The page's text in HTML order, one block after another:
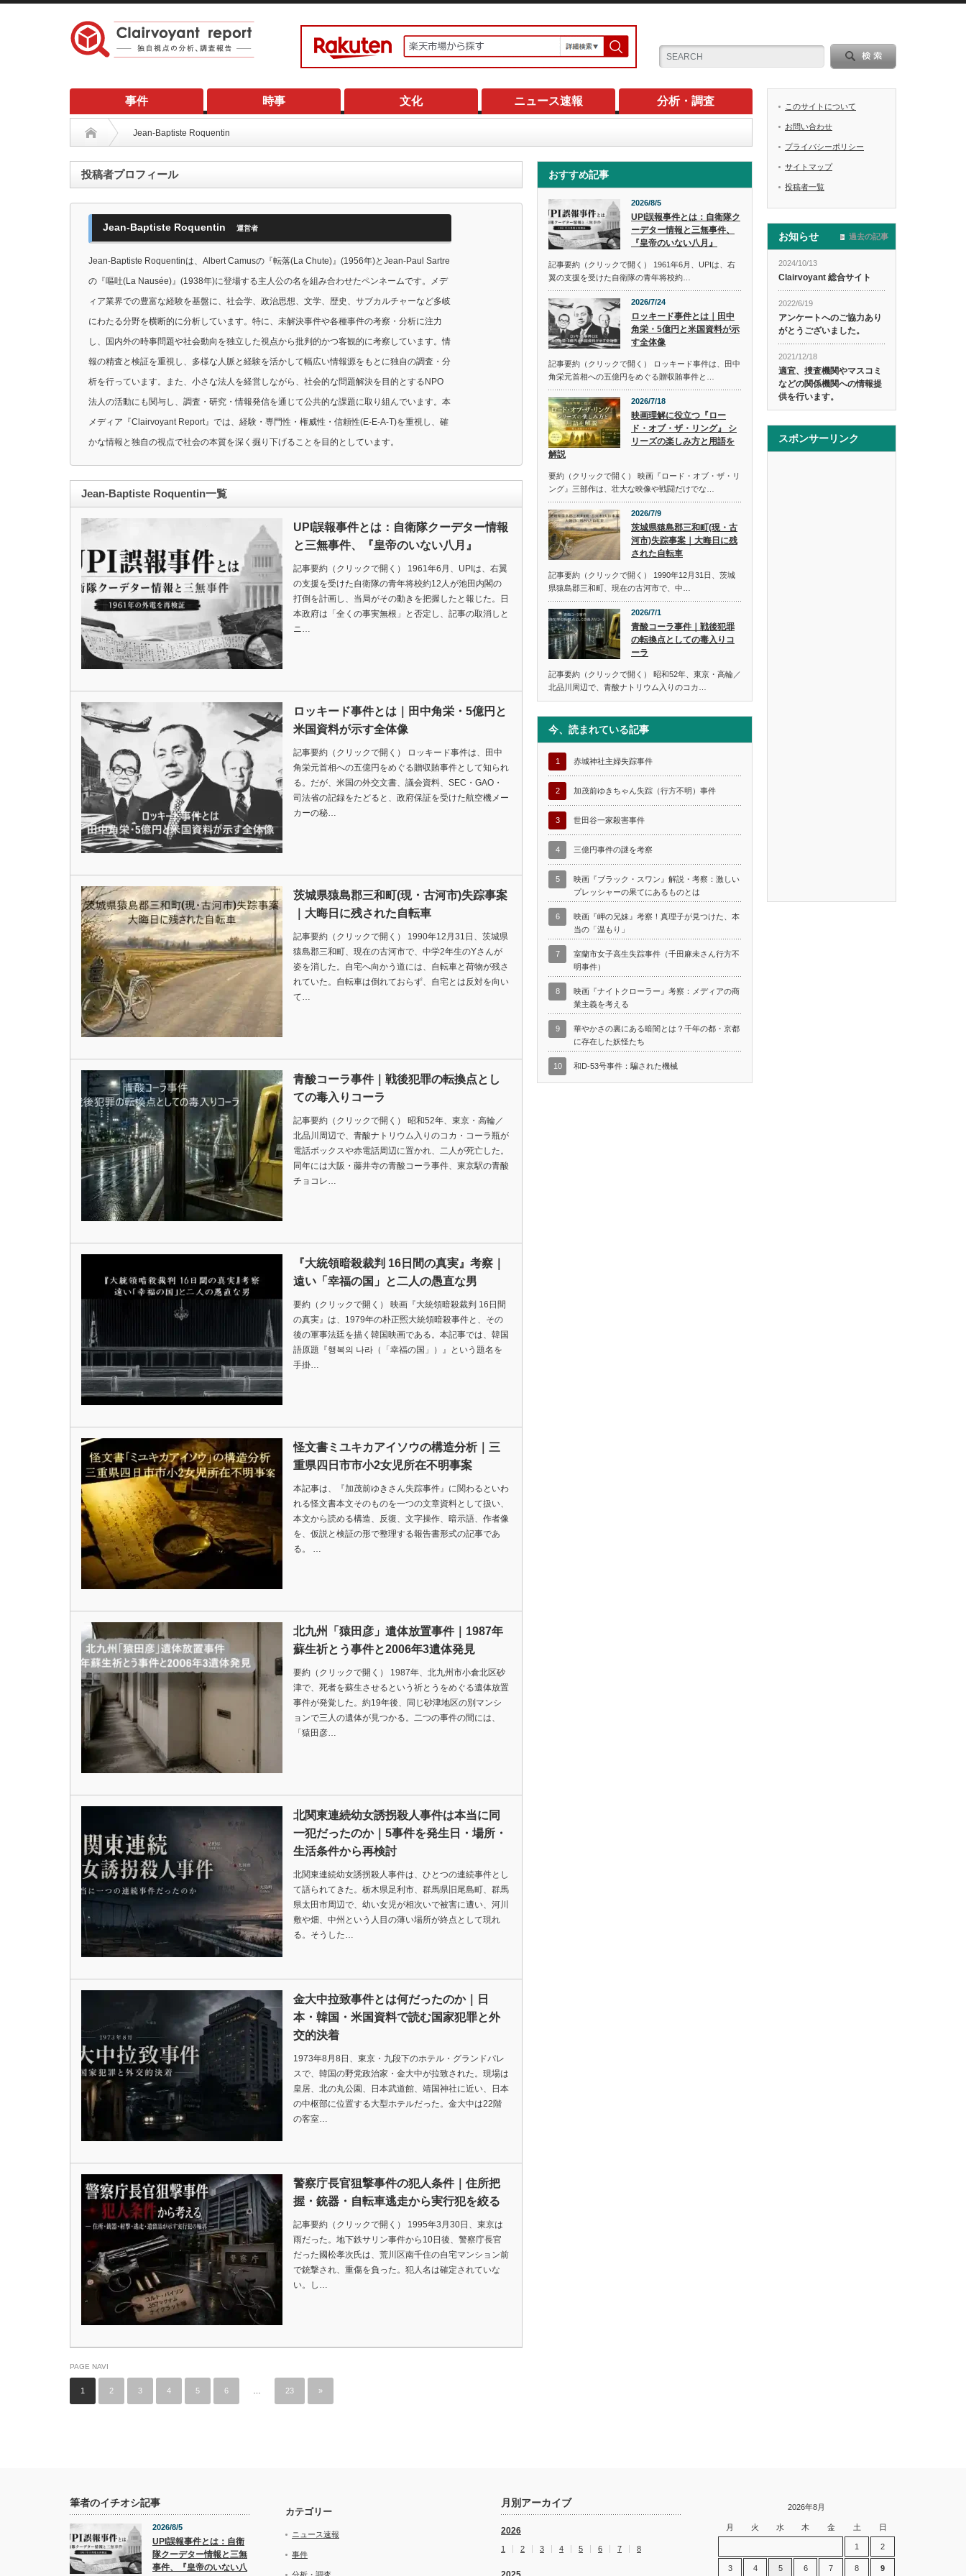
事件 時事 文化 ニュース速報 分析・調査
Jean-Baptiste Roquentin
投稿者プロフィール
Jean-Baptiste Roquentin 運営者
Jean-Baptiste Roquentinは、Albert Camusの『転落(La Chute)』(1956年)とJean-Paul Sartre
の『嘔吐(La Nausée)』(1938年)に登場する主人公の名を組み合わせたペンネームです。メデ
ィア業界での豊富な経験を基盤に、社会学、政治思想、文学、歴史、サブカルチャーなど多岐
にわたる分野を横断的に分析しています。特に、未解決事件や各種事件の考察・分析に注力
し、国内外の時事問題や社会動向を独立した視点から批判的かつ客観的に考察しています。情
報の精査と検証を重視し、多様な人脈と経験を活かして幅広い情報源をもとに独自の調査・分
析を行っています。また、小さな法人を経営しながら、社会的な問題解決を目的とするNPO
法人の活動にも関与し、調査・研究・情報発信を通じて公共的な課題に取り組んでいます。本
メディア『Clairvoyant Report』では、経験・専門性・権威性・信頼性(E-E-A-T)を重視し、確
かな情報と独自の視点で社会の本質を深く掘り下げることを目的としています。
Jean-Baptiste Roquentin一覧
UPI誤報事件とは：自衛隊クーデター情報
と三無事件、『皇帝のいない八月』
記事要約（クリックで開く） 1961年6月、UPIは、右翼
の支援を受けた自衛隊の青年将校約12人が池田内閣の
打倒を計画し、当局がその動きを把握したと報じた。日
本政府は「全くの事実無根」と否定し、記事の取消しと
ニ…
ロッキード事件とは｜田中角栄・5億円と
米国資料が示す全体像
記事要約（クリックで開く） ロッキード事件は、田中
角栄元首相への五億円をめぐる贈収賄事件として知られ
る。だが、米国の外交文書、議会資料、SEC・GAO・
司法省の記録をたどると、政府保証を受けた航空機メー
カーの秘…
茨城県猿島郡三和町(現・古河市)失踪事案
｜大晦日に残された自転車
記事要約（クリックで開く） 1990年12月31日、茨城県
猿島郡三和町、現在の古河市で、中学2年生のYさんが
姿を消した。自宅へ向かう道には、自転車と荷物が残さ
れていた。自転車は倒れておらず、自宅とは反対を向い
て…
青酸コーラ事件｜戦後犯罪の転換点とし
ての毒入りコーラ
記事要約（クリックで開く） 昭和52年、東京・高輪／
北品川周辺で、青酸ナトリウム入りのコカ・コーラ瓶が
電話ボックスや赤電話周辺に置かれ、二人が死亡した。
同年には大阪・藤井寺の青酸コーラ事件、東京駅の青酸
チョコレ…
『大統領暗殺裁判 16日間の真実』考察｜
遠い「幸福の国」と二人の愚直な男
要約（クリックで開く） 映画『大統領暗殺裁判 16日間
の真実』は、1979年の朴正煕大統領暗殺事件と、その
後の軍事法廷を描く韓国映画である。本記事では、韓国
語原題『행복의 나라（「幸福の国」）』という題名を
手掛…
怪文書ミユキカアイソウの構造分析｜三
重県四日市市小2女児所在不明事案
本記事は、『加茂前ゆきさん失踪事件』に関わるといわ
れる怪文書本文そのものを一つの文章資料として扱い、
本文から読める構造、反復、文字操作、暗示語、作者像
を、仮説と検証の形で整理する報告書形式の記事であ
る。 …
北九州「猿田彦」遺体放置事件｜1987年
蘇生祈とう事件と2006年3遺体発見
要約（クリックで開く） 1987年、北九州市小倉北区砂
津で、死者を蘇生させるという祈とうをめぐる遺体放置
事件が発覚した。約19年後、同じ砂津地区の別マンシ
ョンで三人の遺体が見つかる。二つの事件の間には、
「猿田彦…
北関東連続幼女誘拐殺人事件は本当に同
一犯だったのか｜5事件を発生日・場所・
生活条件から再検討
北関東連続幼女誘拐殺人事件は、ひとつの連続事件とし
て語られてきた。栃木県足利市、群馬県旧尾島町、群馬
県太田市周辺で、幼い女児が相次いで被害に遭い、河川
敷や畑、中州という人目の薄い場所が終点として現れ
る。そうした…
金大中拉致事件とは何だったのか｜日
本・韓国・米国資料で読む国家犯罪と外
交的決着
1973年8月8日、東京・九段下のホテル・グランドパレ
スで、韓国の野党政治家・金大中が拉致された。現場は
皇居、北の丸公園、日本武道館、靖国神社に近い、日本
の中枢部に位置する大型ホテルだった。金大中は22階
の客室…
警察庁長官狙撃事件の犯人条件｜住所把
握・銃器・自転車逃走から実行犯を絞る
記事要約（クリックで開く） 1995年3月30日、東京は
雨だった。地下鉄サリン事件から10日後、警察庁長官
だった國松孝次氏は、荒川区南千住の自宅マンション前
で銃撃され、重傷を負った。犯人名は確定されていな
い。し…
PAGE NAVI
1 2 3 4 5 6 23 »
おすすめ記事
2026/8/5
UPI誤報事件とは：自衛隊ク
ーデター情報と三無事件、
『皇帝のいない八月』
記事要約（クリックで開く） 1961年6月、UPIは、右
翼の支援を受けた自衛隊の青年将校約…
2026/7/24
ロッキード事件とは｜田中
角栄・5億円と米国資料が示
す全体像
記事要約（クリックで開く） ロッキード事件は、田中
角栄元首相への五億円をめぐる贈収賄事件と…
2026/7/18
映画理解に役立つ『ロー
ド・オブ・ザ・リング』 シ
リーズの楽しみ方と用語を
解説
要約（クリックで開く） 映画『ロード・オブ・ザ・リ
ング』三部作は、壮大な映像や戦闘だけでな…
2026/7/9
茨城県猿島郡三和町(現・古
河市)失踪事案｜大晦日に残
された自転車
記事要約（クリックで開く） 1990年12月31日、茨城
県猿島郡三和町、現在の古河市で、中…
2026/7/1
青酸コーラ事件｜戦後犯罪
の転換点としての毒入りコ
ーラ
記事要約（クリックで開く） 昭和52年、東京・高輪／
北品川周辺で、青酸ナトリウム入りのコカ…
今、読まれている記事
1 赤城神社主婦失踪事件
2 加茂前ゆきちゃん失踪（行方不明）事件
3 世田谷一家殺害事件
4 三億円事件の謎を考察
5
映画『ブラック・スワン』解説・考察：激しい
プレッシャーの果てにあるものとは
6
映画『岬の兄妹』考察！真理子が見つけた、本
当の「温もり」
7
室蘭市女子高生失踪事件（千田麻未さん行方不
明事件）
8
映画『ナイトクローラー』考察：メディアの商
業主義を考える
9
華やかさの裏にある暗闇とは？千年の都・京都
に存在した妖怪たち
10 和D-53号事件：騙された機械
このサイトについて
お問い合わせ
プライバシーポリシー
サイトマップ
投稿者一覧
お知らせ
2024/10/13
Clairvoyant 総合サイト
2022/6/19
アンケートへのご協力あり
がとうございました。
2021/12/18
適宜、捜査機関やマスコミ
などの関係機関への情報提
供を行います。
過去の記事
スポンサーリンク
筆者のイチオシ記事
2026/8/5
UPI誤報事件とは：自衛
隊クーデター情報と三無
事件、『皇帝のいない八
カテゴリー
ニュース速報
事件
月別アーカイブ
2026
1 2 3 4 5 6 7 8
2026年8月
月 火 水 木 金 土 日
1 2
3 4 5 6 7 8 9